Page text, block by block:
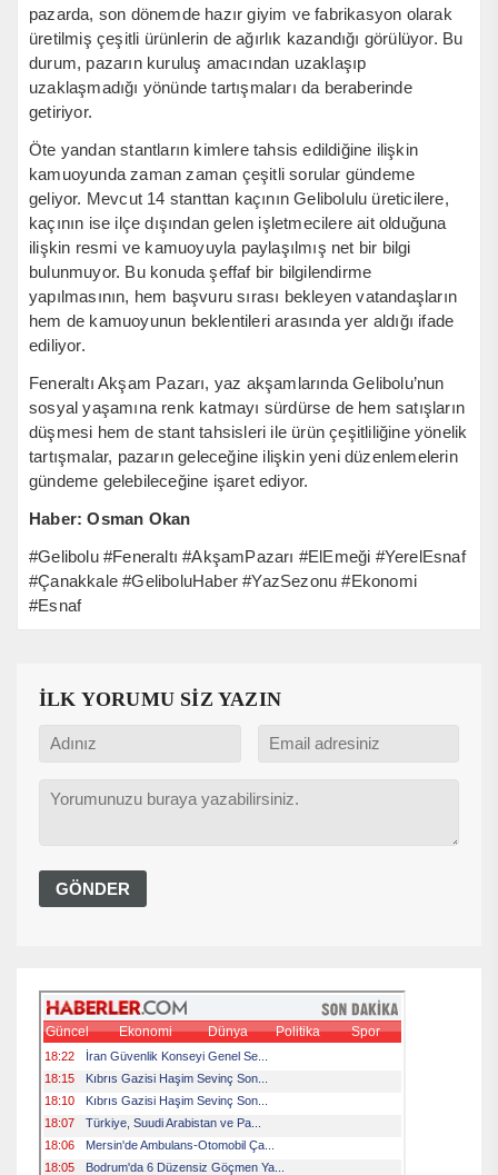
pazarda, son dönemde hazır giyim ve fabrikasyon olarak
üretilmiş çeşitli ürünlerin de ağırlık kazandığı görülüyor. Bu
durum, pazarın kuruluş amacından uzaklaşıp
uzaklaşmadığı yönünde tartışmaları da beraberinde
getiriyor.
Öte yandan stantların kimlere tahsis edildiğine ilişkin
kamuoyunda zaman zaman çeşitli sorular gündeme
geliyor. Mevcut 14 stanttan kaçının Gelibolulu üreticilere,
kaçının ise ilçe dışından gelen işletmecilere ait olduğuna
ilişkin resmi ve kamuoyuyla paylaşılmış net bir bilgi
bulunmuyor. Bu konuda şeffaf bir bilgilendirme
yapılmasının, hem başvuru sırası bekleyen vatandaşların
hem de kamuoyunun beklentileri arasında yer aldığı ifade
ediliyor.
Feneraltı Akşam Pazarı, yaz akşamlarında Gelibolu’nun
sosyal yaşamına renk katmayı sürdürse de hem satışların
düşmesi hem de stant tahsisleri ile ürün çeşitliliğine yönelik
tartışmalar, pazarın geleceğine ilişkin yeni düzenlemelerin
gündeme gelebileceğine işaret ediyor.
Haber: Osman Okan
#Gelibolu #Feneraltı #AkşamPazarı #ElEmeği #YerelEsnaf
#Çanakkale #GeliboluHaber #YazSezonu #Ekonomi
#Esnaf
İLK YORUMU SİZ YAZIN